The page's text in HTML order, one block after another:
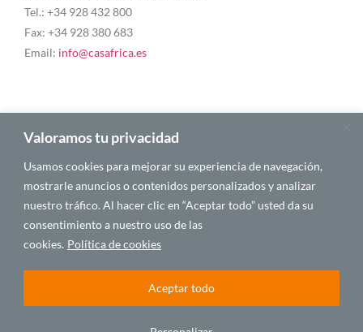
Valoramos tu privacidad
Usamos cookies para mejorar su experiencia de navegación,
mostrarle anuncios o contenidos personalizados y analizar
nuestro tráfico. Al hacer clic en “Aceptar todo” usted da su
consentimiento a nuestro uso de las
cookies. Política de cookies
Aceptar todo
Tel.: +34 928 432 800
Fax: +34 928 380 683
Email: info@casafrica.es
Blog
Quiénes somos
Autores
Español